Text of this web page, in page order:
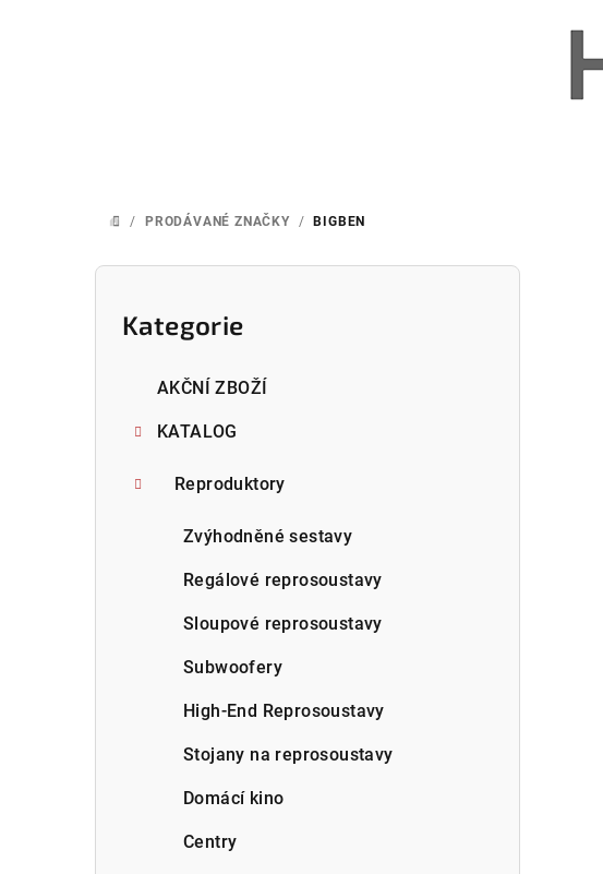
DOMŮ
/ PRODÁVANÉ ZNAČKY / BIGBEN
P
Přeskočit
kategorie
Kategorie
AKČNÍ ZBOŽÍ
KATALOG
Reproduktory
Zvýhodněné sestavy
Regálové reprosoustavy
Sloupové reprosoustavy
Subwoofery
High-End Reprosoustavy
Stojany na reprosoustavy
Domácí kino
Centry